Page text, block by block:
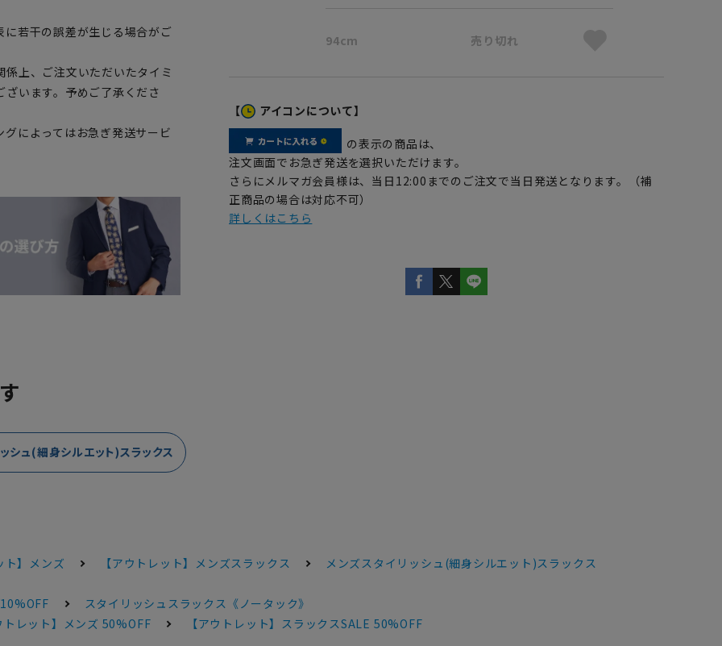
若干の誤差が生じる場合がご
上、ご注文いただいたタイミ
います。予めご了承くださ
によってはお急ぎ発送サービ
94cm 売り切れ
【 アイコンについて】
の表示の商品は、
注文画面でお急ぎ発送を選択いただけます。
さらにメルマガ会員様は、当日12:00までのご注文で当日発送となります。（補
正商品の場合は対応不可）
詳しくはこちら
シュ(細身シルエット)スラックス
ト】メンズ 【アウトレット】メンズスラックス
メンズスタイリッシュ(細身シルエット)スラックス
スタイリッシュスラックス《ノータック》
トレット】メンズ 50%OFF
【アウトレット】スラックスSALE 50%OFF